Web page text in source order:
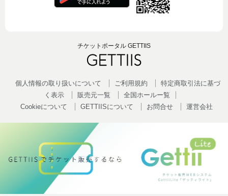
チケットポータル GETTIIS
個人情報の取り扱いについて ご利用規約
特定商取引法に基づ
く表示
販売元一覧
全国ホールー覧
Cookieについて
GETTIISについて お問合せ 運営会社